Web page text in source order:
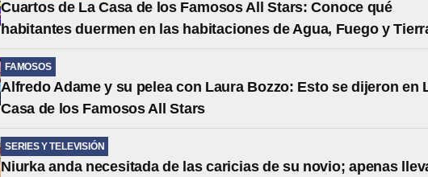
Cuartos de La Casa de los Famosos All Stars: Conoce qué
habitantes duermen en las habitaciones de Agua, Fuego y
FAMOSOS
Alfredo Adame y su pelea con Laura Bozzo: Esto se dijeron en
Casa de los Famosos All Stars
SERIES Y TELEVISIÓN
Niurka anda necesitada de las caricias de su novio; apenas